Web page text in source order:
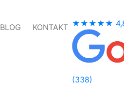
BLOG KONTAKT ★★★★★
(338)